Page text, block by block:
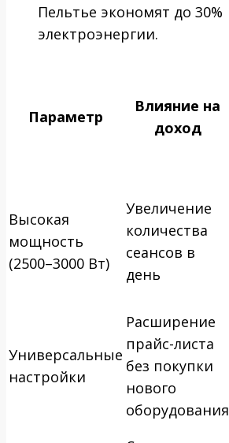
Пельтье экономят до 30%
электроэнергии.
Параметр
Влияние на
доход
Высокая
мощность
(2500–3000 Вт)
Увеличение
количества
сеансов в
день
Универсальные
настройки
Расширение
прайс-листа
без покупки
нового
оборудования